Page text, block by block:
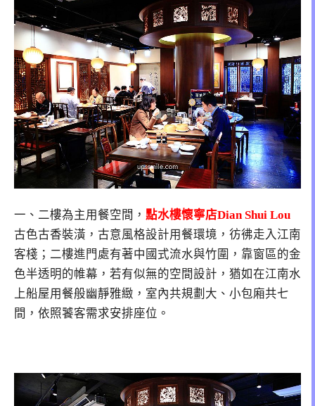
一、二樓為主用餐空間， 點水樓懷寧店Dian Shui Lou
古色古香裝潢，古意風格設計用餐環境，彷彿走入江南
客棧；二樓進門處有著中國式流水與竹圍，靠窗區的金
色半透明的帷幕，若有似無的空間設計，猶如在江南水
上船屋用餐般幽靜雅緻，室內共規劃大、小包廂共七
間，依照饕客需求安排座位。